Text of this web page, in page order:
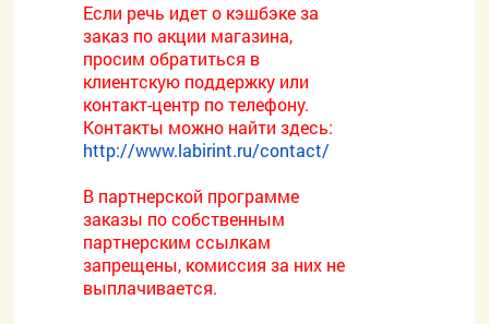
Если речь идет о кэшбэке за
заказ по акции магазина,
просим обратиться в
клиентскую поддержку или
контакт-центр по телефону.
Контакты можно найти здесь:
http://www.labirint.ru/contact/
В партнерской программе
заказы по собственным
партнерским ссылкам
запрещены, комиссия за них не
выплачивается.